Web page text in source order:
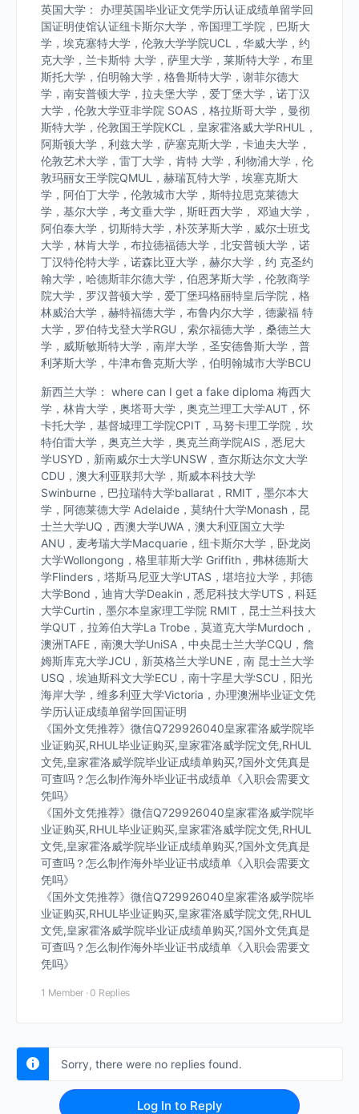
英国大学： 办理英国毕业证文凭学历认证成绩单留学回
国证明使馆认证纽卡斯尔大学，帝国理工学院，巴斯大
学，埃克塞特大学，伦敦大学学院UCL，华威大学，约
克大学，兰卡斯特 大学，萨里大学，莱斯特大学，布里
斯托大学，伯明翰大学，格鲁斯特大学，谢菲尔德大
学，南安普顿大学，拉夫堡大学，爱丁堡大学，诺丁汉
大学，伦敦大学亚非学院 SOAS，格拉斯哥大学，曼彻
斯特大学，伦敦国王学院KCL，皇家霍洛威大学RHUL，
阿斯顿大学，利兹大学，萨塞克斯大学，卡迪夫大学，
伦敦艺术大学，雷丁大学，肯特 大学，利物浦大学，伦
敦玛丽女王学院QMUL，赫瑞瓦特大学，埃塞克斯大
学，阿伯丁大学，伦敦城市大学，斯特拉思克莱德大
学，基尔大学，考文垂大学，斯旺西大学， 邓迪大学，
阿伯泰大学，切斯特大学，朴茨茅斯大学，威尔士班戈
大学，林肯大学，布拉德福德大学，北安普顿大学，诺
丁汉特伦特大学，诺森比亚大学，赫尔大学，约 克圣约
翰大学，哈德斯菲尔德大学，伯恩茅斯大学，伦敦商学
院大学，罗汉普顿大学，爱丁堡玛格丽特皇后学院，格
林威治大学，赫特福德大学，布鲁内尔大学，德蒙福 特
大学，罗伯特戈登大学RGU，索尔福德大学，桑德兰大
学，威斯敏斯特大学，南岸大学，圣安德鲁斯大学，普
利茅斯大学，牛津布鲁克斯大学，伯明翰城市大学BCU
新西兰大学： where can I get a fake diploma 梅西大
学，林肯大学，奥塔哥大学，奥克兰理工大学AUT，怀
卡托大学，基督城理工学院CPIT，马努卡理工学院，坎
特伯雷大学，奥克兰大学，奥克兰商学院AIS，悉尼大
学USYD，新南威尔士大学UNSW，查尔斯达尔文大学
CDU，澳大利亚联邦大学，斯威本科技大学
Swinburne，巴拉瑞特大学ballarat，RMIT，墨尔本大
学，阿德莱德大学 Adelaide，莫纳什大学Monash，昆
士兰大学UQ，西澳大学UWA，澳大利亚国立大学
ANU，麦考瑞大学Macquarie，纽卡斯尔大学，卧龙岗
大学Wollongong，格里菲斯大学 Griffith，弗林德斯大
学Flinders，塔斯马尼亚大学UTAS，堪培拉大学，邦德
大学Bond，迪肯大学Deakin，悉尼科技大学UTS，科廷
大学Curtin，墨尔本皇家理工学院 RMIT，昆士兰科技大
学QUT，拉筹伯大学La Trobe，莫道克大学Murdoch，
澳洲TAFE，南澳大学UniSA，中央昆士兰大学CQU，詹
姆斯库克大学JCU，新英格兰大学UNE，南 昆士兰大学
USQ，埃迪斯科文大学ECU，南十字星大学SCU，阳光
海岸大学，维多利亚大学Victoria，办理澳洲毕业证文凭
学历认证成绩单留学回国证明
《国外文凭推荐》微信Q729926040皇家霍洛威学院毕
业证购买,RHUL毕业证购买,皇家霍洛威学院文凭,RHUL
文凭,皇家霍洛威学院毕业证成绩单购买,?国外文凭真是
可查吗？怎么制作海外毕业证书成绩单《入职会需要文
凭吗》
《国外文凭推荐》微信Q729926040皇家霍洛威学院毕
业证购买,RHUL毕业证购买,皇家霍洛威学院文凭,RHUL
文凭,皇家霍洛威学院毕业证成绩单购买,?国外文凭真是
可查吗？怎么制作海外毕业证书成绩单《入职会需要文
凭吗》
《国外文凭推荐》微信Q729926040皇家霍洛威学院毕
业证购买,RHUL毕业证购买,皇家霍洛威学院文凭,RHUL
文凭,皇家霍洛威学院毕业证成绩单购买,?国外文凭真是
可查吗？怎么制作海外毕业证书成绩单《入职会需要文
凭吗》
1 Member · 0 Replies
Sorry, there were no replies found.
Log In to Reply